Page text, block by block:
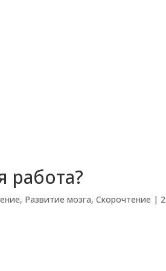
работа?
, Развитие мозга,Скорочтение |